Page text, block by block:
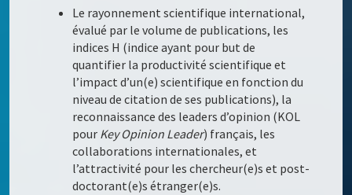
Le rayonnement scientifique international,
évalué par le volume de publications, les
indices H (indice ayant pour but de
quantifier la productivité scientifique et
l’impact d’un(e) scientifique en fonction du
niveau de citation de ses publications), la
reconnaissance des leaders d’opinion (KOL
pour Key Opinion Leader) français, les
collaborations internationales, et
l’attractivité pour les chercheur(e)s et post-
doctorant(e)s étranger(e)s.